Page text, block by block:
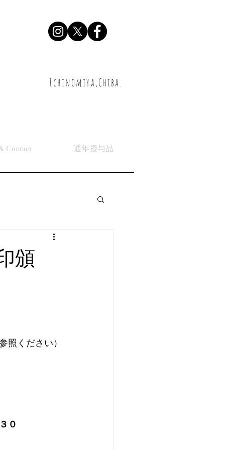
Ichinomiya,Chiba.
Contact 通年授与品
頒
照ください）
０⁠